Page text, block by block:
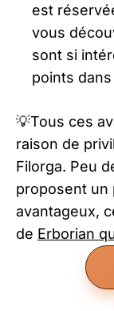
est
vous
sont si
points
💡Tous ces
raison de
Filorga. Peu
proposent un
avantageux,
de Erborian